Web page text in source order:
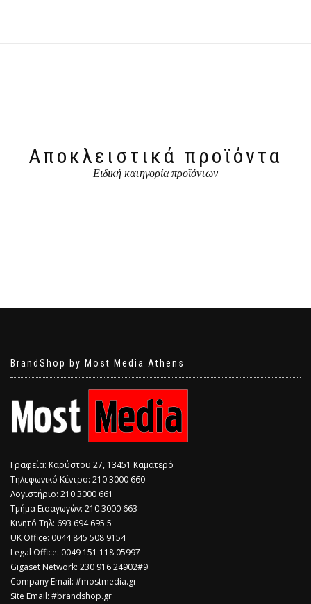
Αποκλειστικά προϊόντα
Ειδική κατηγορία προϊόντων
BrandShop by Most Media Athens
Γραφεία: Καρύστου 27, 13451 Καματερό
Τηλεφωνικό Κέντρο: 210 3000 660
Λογιστήριο: 210 3000 661
Τμήμα Εισαγωγών: 210 3000 663
Κινητό Τηλ: 693 694 695 5
​UK Office: 0044 845 508 9154
Legal Office: 0049 151 118 05997
Gigaset Network: 230 916 24902#9
Company Email: #mostmedia.gr
Site Email: #brandshop.gr